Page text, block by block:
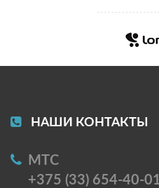
НАШИ КОНТАКТЫ
МТС
+375 (33) 654-40-01